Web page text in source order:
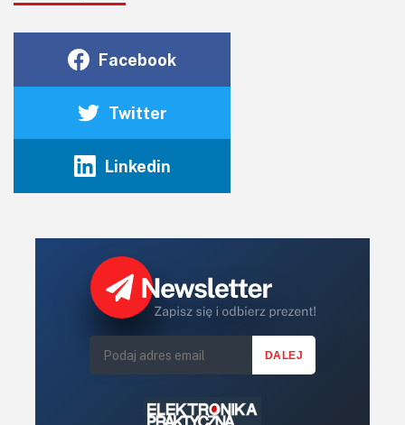
Facebook
Twitter
Linkedin